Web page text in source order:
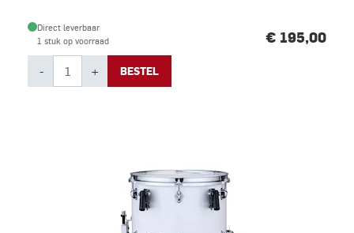
Direct leverbaar
1 stuk op voorraad
€ 195,00
- + BESTEL